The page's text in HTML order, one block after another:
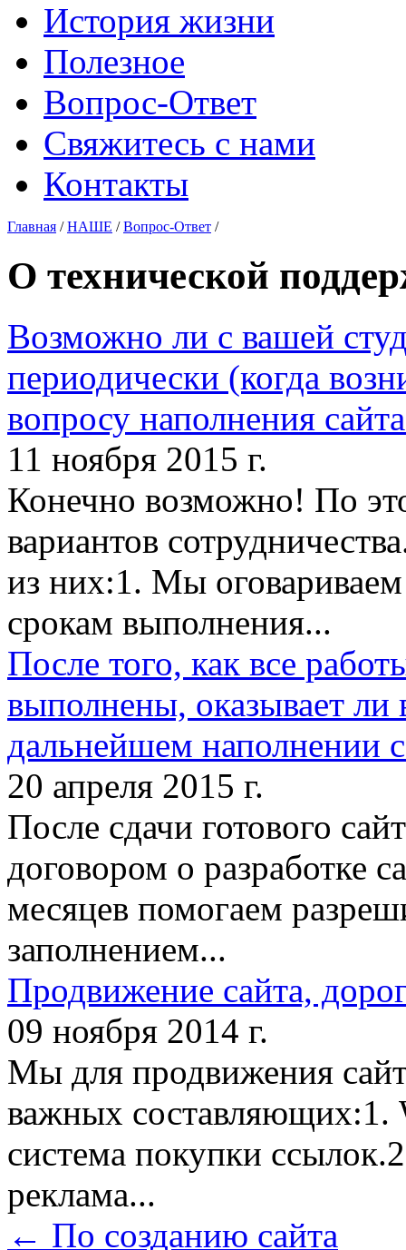
История жизни
Полезное
Вопрос-Ответ
Свяжитесь с нами
Контакты
Главная /НАШЕ /Вопрос-Ответ /
О технической
Возможно ли с вашей
периодически (когда
вопросу наполнения
11 ноября 2015 г.
Конечно возможно! По
вариантов
из них:1. Мы
срокам выполнения...
После того, как все
выполнены, оказывает
дальнейшем наполнении
20 апреля 2015 г.
После сдачи готового
договором о разработке
месяцев помогаем
заполнением...
Продвижение сайта,
09 ноября 2014 г.
Мы для продвижения
важных составляющих:1.
система покупки
реклама...
← По созданию сайта